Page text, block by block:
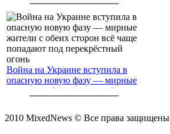
Война на Украине вступила в
опасную новую фазу — мирные
жители с обеих сторон всё чаще
2010 MixedNews © Все права защищены